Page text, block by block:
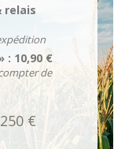
relais
: 10,90 €
de
€